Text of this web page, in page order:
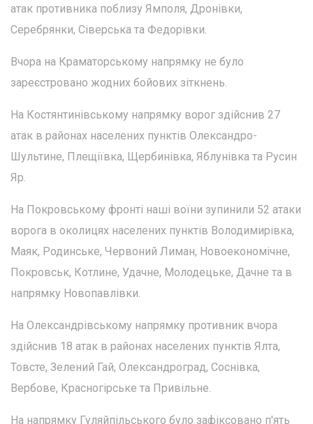
атак противника поблизу Ямполя, Дронівки,
Серебрянки, Сіверська та Федорівки.
Вчора на Краматорському напрямку не було
зареєстровано жодних бойових зіткнень.
На Костянтинівському напрямку ворог здійснив 27
атак в районах населених пунктів Олександро-
Шультине, Плещіївка, Щербинівка, Яблунівка та Русин
Яр.
На Покровському фронті наші воїни зупинили 52 атаки
ворога в околицях населених пунктів Володимирівка,
Маяк, Родинське, Червоний Лиман, Новоекономічне,
Покровськ, Котлине, Удачне, Молодецьке, Дачне та в
напрямку Новопавлівки.
На Олександрівському напрямку противник вчора
здійснив 18 атак в районах населених пунктів Ялта,
Товсте, Зелений Гай, Олександроград, Соснівка,
Вербове, Красногірське та Привільне.
На напрямку Гуляйпільського було зафіксовано п'ять